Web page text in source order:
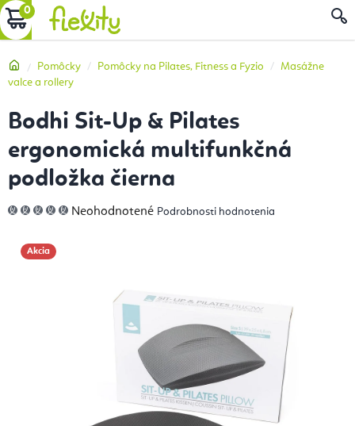
Prejsť
na
NÁKUPNÝ
DomovPomôcky Pomôcky na Pilates, Fitness a Fyzio
Masážne
valce a rollery
Bodhi Sit-Up & Pilates
ergonomická multifunkčná
podložka čierna
Priemerné
hodnotenie
Neohodnotené Podrobnosti hodnotenia
Akcia